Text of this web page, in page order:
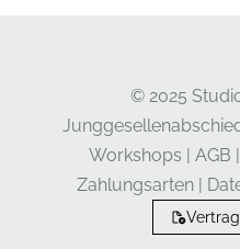
© 2025
Workshops | AGB |
Zahlungsarten |